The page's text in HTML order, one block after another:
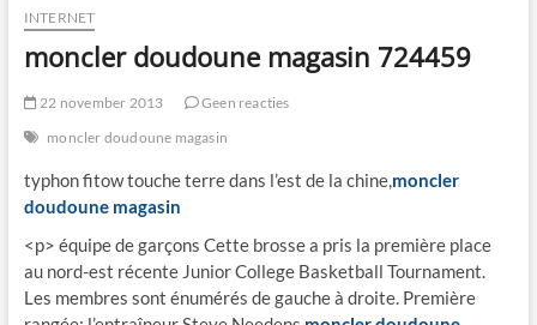
INTERNET
moncler doudoune magasin 724459
22 november 2013
Geen reacties
moncler doudoune magasin
typhon fitow touche terre dans l’est de la chine,moncler
doudoune magasin
<p> équipe de garçons Cette brosse a pris la première place
au nord-est récente Junior College Basketball Tournament.
Les membres sont énumérés de gauche à droite. Première